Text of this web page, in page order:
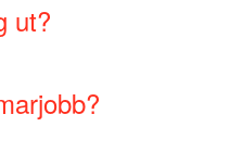
ut?